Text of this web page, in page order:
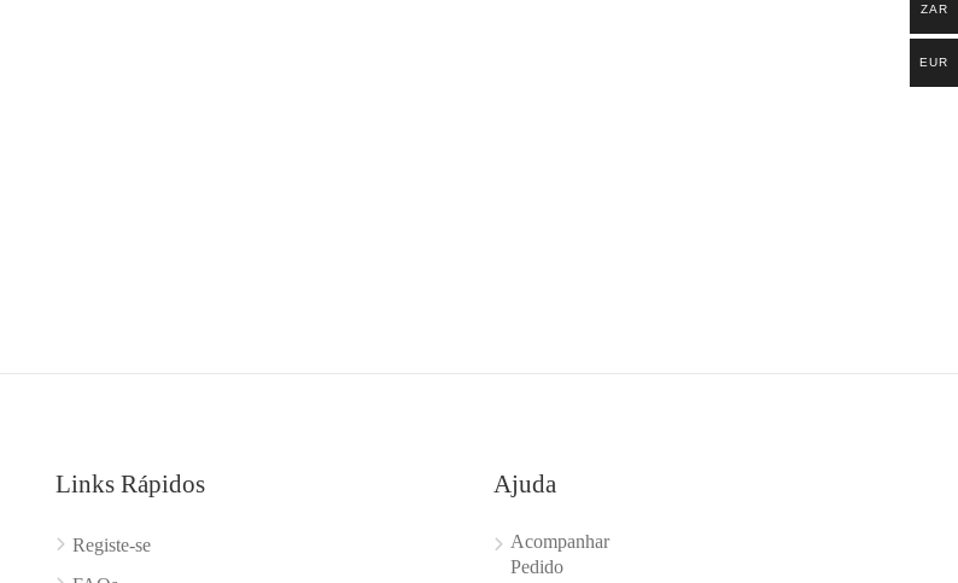
Links Rápidos
Registe-se
Ajuda
Acompanhar
Pedido
ZAR
EUR